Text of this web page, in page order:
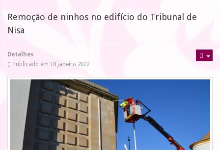
Remoção de ninhos no edifício do Tribunal de
Nisa
Detalhes
Publicado em 18 janeiro 2022